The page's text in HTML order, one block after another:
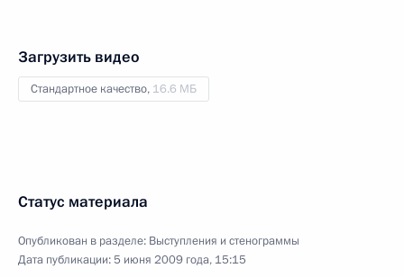
Загрузить видео
Стандартное качество, 16.6 МБ
Статус материала
Опубликован в разделе: Выступления и стенограммы
Дата публикации:5 июня 2009 года, 15:15